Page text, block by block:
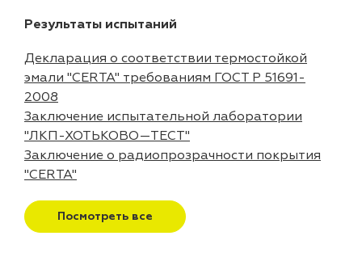
Результаты испытаний
Декларация о соответствии термостойкой
эмали "CERTA" требованиям ГОСТ Р 51691-
2008
Заключение испытательной лаборатории
"ЛКП-ХОТЬКОВО—ТЕСТ"
Заключение о радиопрозрачности покрытия
"CERTA"
Посмотреть все